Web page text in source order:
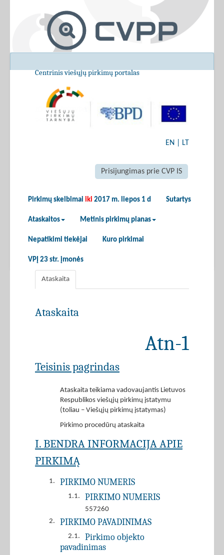
Centrinis viešųjų pirkimų portalas
EN LT
Prisijungimas prie CVP IS
Pirkimų skelbimai iki 2017 m. liepos 1 d Sutartys
Ataskaitos Metinis pirkimų planas
Nepatikimi tiekėjai Kuro pirkimai
VPĮ 23 str. įmonės
Ataskaita
Ataskaita
Atn-1
Teisinis pagrindas
Ataskaita teikiama vadovaujantis Lietuvos
Respublikos viešųjų pirkimų įstatymu
(toliau – Viešųjų pirkimų įstatymas)
Pirkimo procedūrų ataskaita
I. BENDRA INFORMACIJA APIE
PIRKIMĄ
1. PIRKIMO NUMERIS
1.1. PIRKIMO NUMERIS
557260
2.
PIRKIMO PAVADINIMAS
2.1.
Pirkimo objekto
pavadinimas